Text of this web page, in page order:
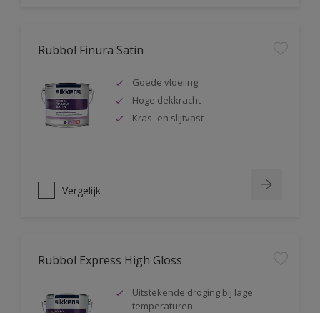
Rubbol Finura Satin
Goede vloeiing
Hoge dekkracht
Kras- en slijtvast
Vergelijk
Rubbol Express High Gloss
Uitstekende droging bij lage
temperaturen